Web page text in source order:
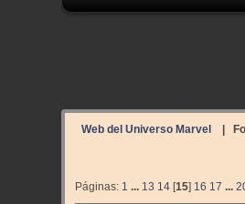
Web del Universo Marvel |
Páginas: 1 ... 13 14[15] 16 17 ...